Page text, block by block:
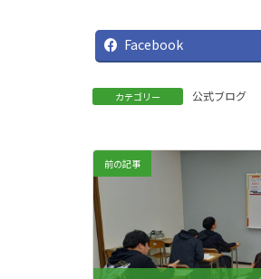
Facebook
カテゴリー 公式ブログ
前の記事